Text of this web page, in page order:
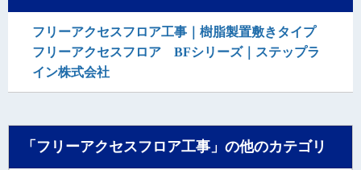
フリーアクセスフロア工事｜樹脂製置敷きタイプ
フリーアクセスフロア BFシリーズ｜ステップラ
イン株式会社
「フリーアクセスフロア工事」の他のカテゴリ